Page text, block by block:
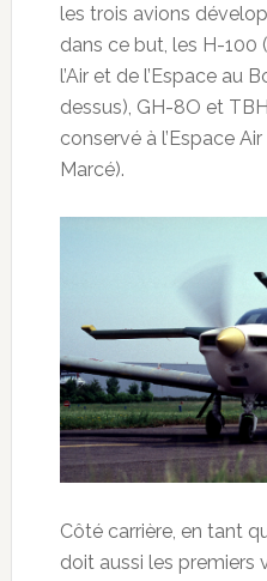
les trois avions
dans ce but, les H-100
l’Air et de l’Espace au
dessus), GH-8O et
conservé à l’Espace
Marcé).
Côté carrière, en tant
doit aussi les premiers